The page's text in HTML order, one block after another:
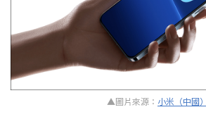
▲圖片來源： 小米（中國）